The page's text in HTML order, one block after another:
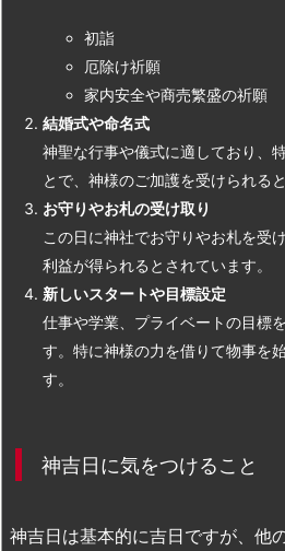
初詣
厄除け祈願
家内安全や商売繁盛の祈願
結婚式や命名式
神聖な行事や儀式に適しており、
とで、神様のご加護を受けられる
お守りやお札の受け取り
この日に神社でお守りやお札を受
利益が得られるとされています。
新しいスタートや目標設定
仕事や学業、プライベートの目標
す。特に神様の力を借りて物事を
す。
神吉日に気をつけること
神吉日は基本的に吉日ですが、他